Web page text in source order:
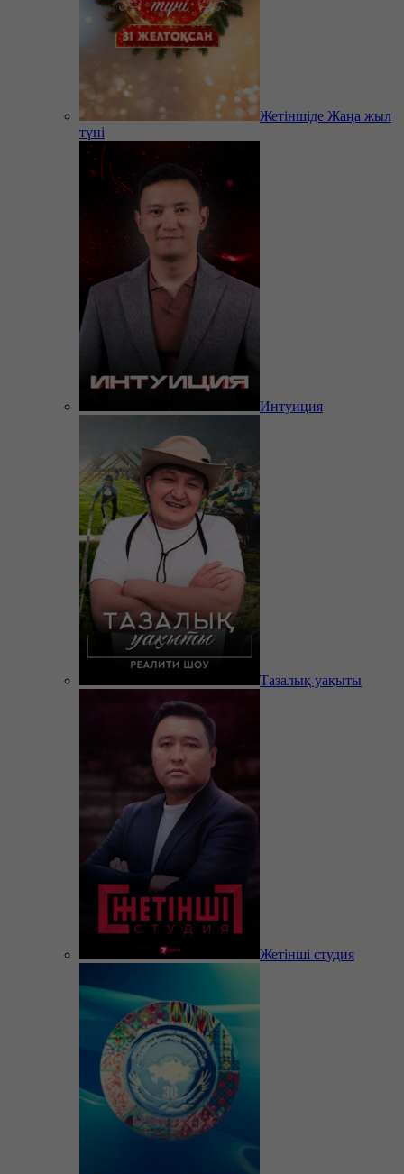
Жетіншіде Жаңа жыл
түні
Интуиция
Тазалық уақыты
Жетінші студия